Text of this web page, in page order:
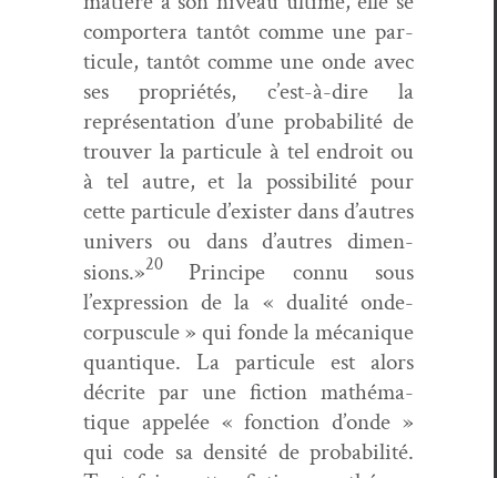
com­portera tan­tôt comme une par­
tic­ule, tan­tôt comme une onde avec
ses pro­priétés, c’est-à-dire la
représen­ta­tion d’une prob­a­bil­ité de
trou­ver la par­tic­ule à tel endroit ou
à tel autre, et la pos­si­bil­ité pour
cette par­tic­ule d’exister dans d’autres
univers ou dans d’autres dimen­
sions.»20 Principe con­nu sous
l’expression de la « dual­ité onde-
cor­pus­cule » qui fonde la mécanique
quan­tique. La par­tic­ule est alors
décrite par une fic­tion math­é­ma­
tique appelée « fonc­tion d’onde »
qui code sa den­sité de prob­a­bil­ité.